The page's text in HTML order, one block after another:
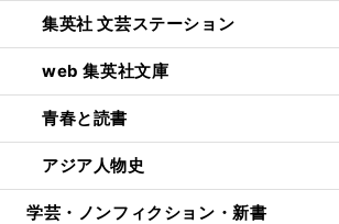
集英社 文芸ステーション
web 集英社文庫
青春と読書
アジア人物史
学芸・ノンフィクション・新書